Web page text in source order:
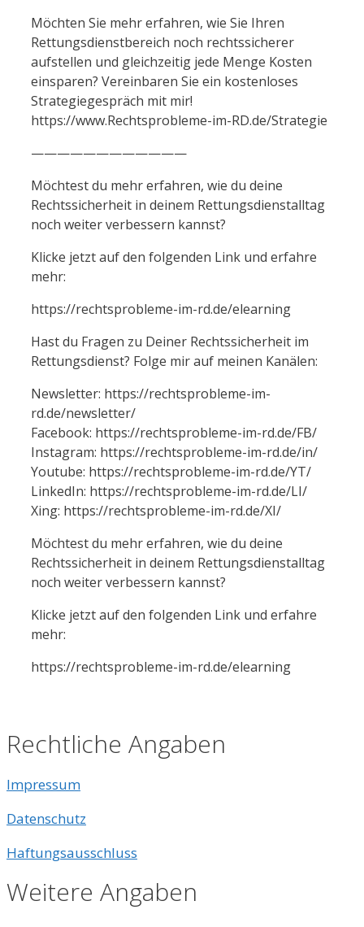
Möchten Sie mehr erfahren, wie Sie Ihren
Rettungsdienstbereich noch rechtssicherer
aufstellen und gleichzeitig jede Menge Kosten
einsparen? Vereinbaren Sie ein kostenloses
Strategiegespräch mit mir!
https://www.Rechtsprobleme-im-RD.de/Strategie
————————————
Möchtest du mehr erfahren, wie du deine
Rechtssicherheit in deinem Rettungsdienstalltag
noch weiter verbessern kannst?
Klicke jetzt auf den folgenden Link und erfahre
mehr:
https://rechtsprobleme-im-rd.de/elearning
Hast du Fragen zu Deiner Rechtssicherheit im
Rettungsdienst? Folge mir auf meinen Kanälen:
Newsletter: https://rechtsprobleme-im-
rd.de/newsletter/
Facebook: https://rechtsprobleme-im-rd.de/FB/
Instagram: https://rechtsprobleme-im-rd.de/in/
Youtube: https://rechtsprobleme-im-rd.de/YT/
LinkedIn: https://rechtsprobleme-im-rd.de/LI/
Xing: https://rechtsprobleme-im-rd.de/XI/
Möchtest du mehr erfahren, wie du deine
Rechtssicherheit in deinem Rettungsdienstalltag
noch weiter verbessern kannst?
Klicke jetzt auf den folgenden Link und erfahre
mehr:
https://rechtsprobleme-im-rd.de/elearning
Rechtliche Angaben
Impressum
Datenschutz
Haftungsausschluss
Weitere Angaben